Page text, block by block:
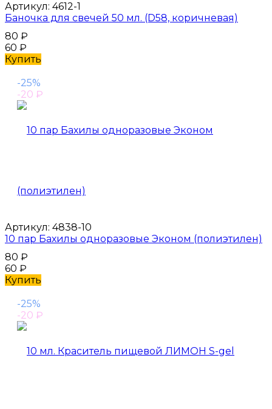
Артикул: 4612-1
Баночка для свечей 50 мл. (D58, коричневая)
80 ₽
60 ₽
Купить
-25%
-20 ₽
Артикул: 4838-10
10 пар Бахилы одноразовые Эконом (полиэтилен)
80 ₽
60 ₽
Купить
-25%
-20 ₽